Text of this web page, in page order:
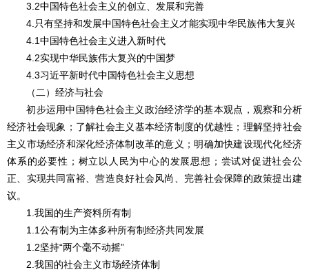
3.2中国特色社会主义的创立、发展和完善
4.只有坚持和发展中国特色社会主义才能实现中华民族伟大复兴
4.1中国特色社会主义进入新时代
4.2实现中华民族伟大复兴的中国梦
4.3习近平新时代中国特色社会主义思想
（二）经济与社会
初步运用中国特色社会主义政治经济学的基本观点，观察和分析
经济社会现象；了解社会主义基本经济制度的优越性；理解坚持社会
主义市场经济和深化经济体制改革的意义；明确加快建设现代化经济
体系的必要性；树立以人民为中心的发展思想；尝试对促进社会公
正、实现共同富裕、营造良好社会风尚、完善社会保障的政策提出建
议。
1.我国的生产资料所有制
1.1公有制为主体多种所有制经济共同发展
1.2坚持“两个毫不动摇”
2.我国的社会主义市场经济体制